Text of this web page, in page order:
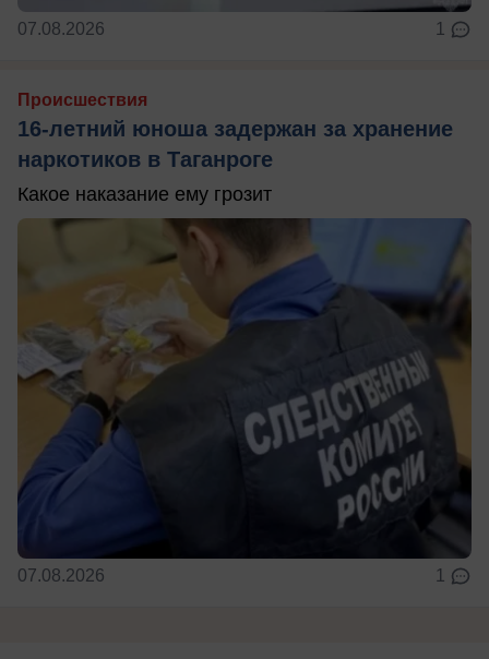
07.08.2026 1
Происшествия
16-летний юноша задержан за хранение
наркотиков в Таганроге
Какое наказание ему грозит
07.08.2026 1